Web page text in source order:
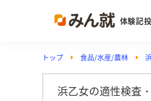
体験記
トップ 食品/水産/農林
浜乙女の適性検査